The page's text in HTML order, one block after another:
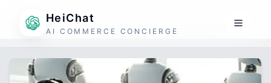
HeiChat
AI COMMERCE CONCIERGE